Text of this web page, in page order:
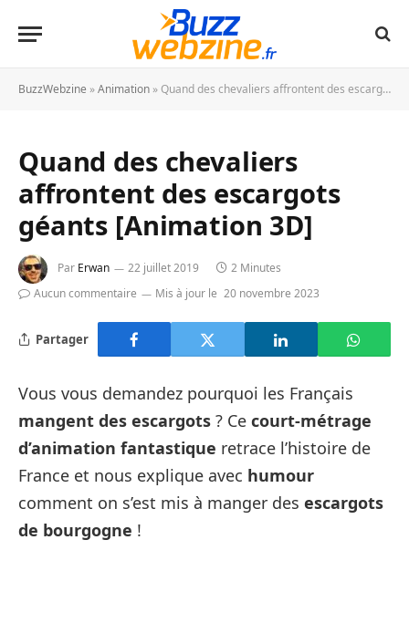
BuzzWebzine »Animation » Quand des chevaliers affrontent des escargots géants [Animation 3D]
Quand des chevaliers
affrontent des escargots
géants [Animation 3D]
Par Erwan 22 juillet 2019
2 Minutes
Aucun commentaire
Mis à jour le 20 novembre 2023
Partager
Vous vous demandez pourquoi les Français
mangent des escargots ? Ce court-métrage
d’animation fantastique retrace l’histoire de
France et nous explique avec humour
comment on s’est mis à manger des escargots
de bourgogne !